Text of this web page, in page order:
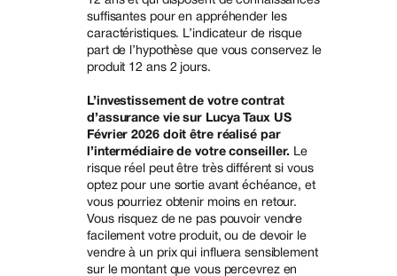
suffisantes pour en appréhender les
caractéristiques. L’indicateur de risque
part de l’hypothèse que vous conservez le
produit 12 ans 2 jours.
L’investissement de votre contrat
d’assurance vie sur Lucya Taux US
Février 2026 doit être réalisé par
l’intermédiaire de votre conseiller.
Le
risque réel peut être très différent si vous
optez pour une sortie avant échéance, et
vous pourriez obtenir moins en retour.
Vous risquez de ne pas pouvoir vendre
facilement votre produit, ou de devoir le
vendre à un prix qui influera sensiblement
sur le montant que vous percevrez en